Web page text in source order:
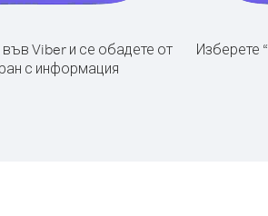
Viber и се обадете от
с информация
Изберете